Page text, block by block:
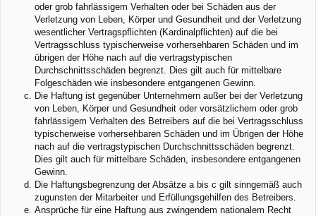
oder grob fahrlässigem Verhalten oder bei Schäden aus der
Verletzung von Leben, Körper und Gesundheit und der Verletzung
wesentlicher Vertragspflichten (Kardinalpflichten) auf die bei
Vertragsschluss typischerweise vorhersehbaren Schäden und im
übrigen der Höhe nach auf die vertragstypischen
Durchschnittsschäden begrenzt. Dies gilt auch für mittelbare
Folgeschäden wie insbesondere entgangenen Gewinn.
Die Haftung ist gegenüber Unternehmern außer bei der Verletzung
von Leben, Körper und Gesundheit oder vorsätzlichem oder grob
fahrlässigem Verhalten des Betreibers auf die bei Vertragsschluss
typischerweise vorhersehbaren Schäden und im Übrigen der Höhe
nach auf die vertragstypischen Durchschnittsschäden begrenzt.
Dies gilt auch für mittelbare Schäden, insbesondere entgangenen
Gewinn.
Die Haftungsbegrenzung der Absätze a bis c gilt sinngemäß auch
zugunsten der Mitarbeiter und Erfüllungsgehilfen des Betreibers.
Ansprüche für eine Haftung aus zwingendem nationalem Recht